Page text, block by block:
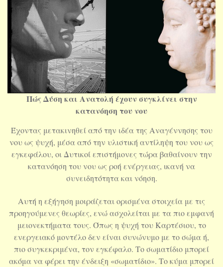
Πώς Δύση και Ανατολή έχουν συγκλίνει στην
κατανόηση του νου
Έχοντας μετακινηθεί από την ιδέα της Αναγέννησης του
νου ως ψυχή, μέσα από την υλιστική αντίληψη του νου ως
εγκεφάλου, οι Δυτικοί επιστήμονες τώρα βαθαίνουν την
κατανόηση του νου ως ροή ενέργειας, ικανή να
συνειδητότητα και νόηση.
Αυτή η εξήγηση μοιράζεται ορισμένα στοιχεία με τις
προηγούμενες θεωρίες, ενώ ασχολείται με τα πιο εμφανή
μειονεκτήματα τους. Όπως η ψυχή του Καρτέσιου, το
ενεργειακό μοντέλο δεν είναι συνώνυμο με το σώμα ή,
πιο συγκεκριμένα, τον εγκέφαλο. Το σωματίδιο μπορεί
ακόμα να φέρει την ένδειξη «σωματίδιο». Το κύμα μπορεί